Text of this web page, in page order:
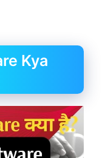
Kya